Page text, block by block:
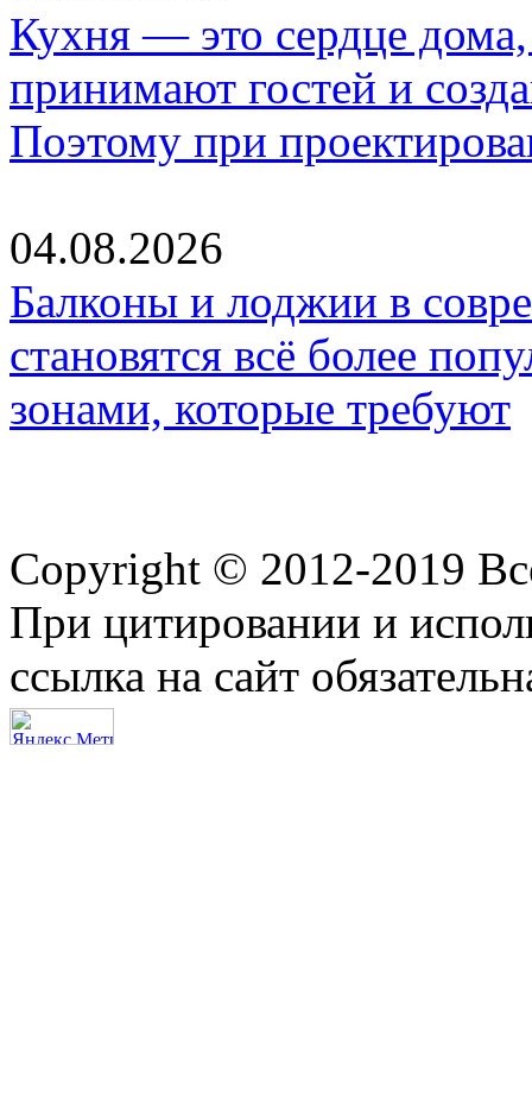
Кухня — это сердце дома,
принимают гостей и
Поэтому при
04.08.2026
Балконы и лоджии в
становятся всё более
зонами, которые требуют
Copyright © 2012-2019
При цитировании и
ссылка на сайт